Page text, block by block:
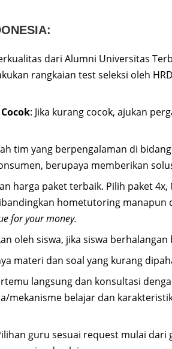
dari Alumni Universitas
rangkaian test seleksi oleh
: Jika kurang cocok, ajukan
tim yang berpengalaman di
berupaya memberikan
harga paket terbaik. Pilih paket 4x,
hometutoring manapun
for your money.
oleh siswa, jika siswa
materi dan soal yang kurang
langsung dan konsultasi
mekanisme belajar dan
guru sesuai request mulai dari